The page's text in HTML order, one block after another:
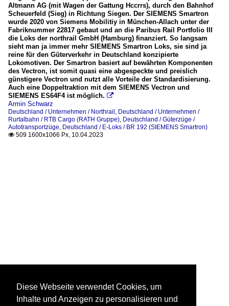
Altmann AG (mit Wagen der Gattung Hccrrs), durch den Bahnhof
Scheuerfeld (Sieg) in Richtung Siegen. Der SIEMENS Smartron
wurde 2020 von Siemens Mobilitiy in München-Allach unter der
Fabriknummer 22817 gebaut und an die Paribus Rail Portfolio III
die Loks der northrail GmbH (Hamburg) finanziert. So langsam
sieht man ja immer mehr SIEMENS Smartron Loks, sie sind ja
reine für den Güterverkehr in Deutschland konzipierte
Lokomotiven. Der Smartron basiert auf bewährten Komponenten
des Vectron, ist somit quasi eine abgespeckte und preislich
günstigere Vectron und nutzt alle Vorteile der Standardisierung.
Auch eine Doppeltraktion mit dem SIEMENS Vectron und
SIEMENS ES64F4 ist möglich. 
Armin Schwarz
Deutschland / Unternehmen / Northrail Deutschland / Unternehmen /
Rurtalbahn / RTB Cargo (RATH Gruppe) Deutschland / Güterzüge /
Autotransportzüge Deutschland / E-Loks / BR 192 (SIEMENS Smartron)
 509 1600x1066 Px, 10.04.2023
Diese Webseite verwendet Cookies, um
Inhalte und Anzeigen zu personalisieren und